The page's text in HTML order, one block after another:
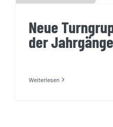
Neue
der
Weiterlesen